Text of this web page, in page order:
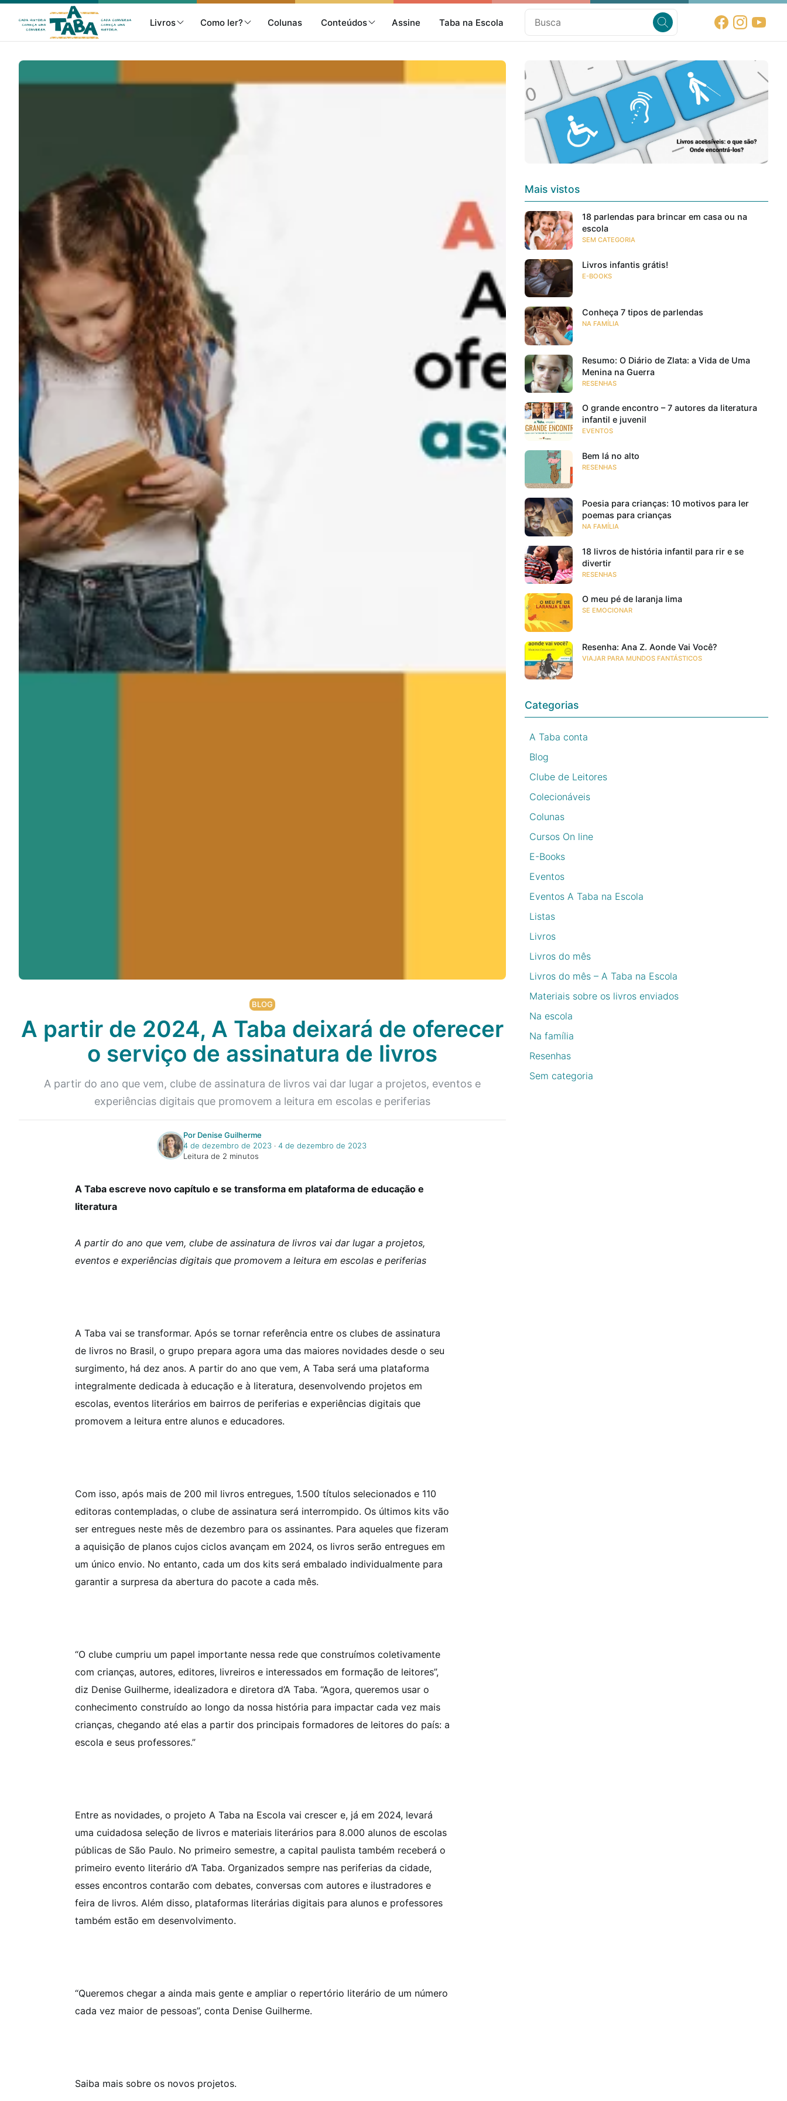
Livros Como ler? Colunas Conteúdos Assine Taba na Escola
Clube de Leitores
Listas
Na escola
Na família
Colunas
Conteúdos
Colecionáveis
E-Books
Eventos
Podcast
Assine
Taba na Escola
BLOG
A partir de 2024, A Taba deixará de oferecer
o serviço de assinatura de livros
A partir do ano que vem, clube de assinatura de livros vai dar lugar a projetos, eventos e
experiências digitais que promovem a leitura em escolas e periferias
Por Denise Guilherme
4 de dezembro de 2023‧ 4 de dezembro de 2023
Leitura de 2 minutos
A Taba escreve novo capítulo e se transforma em plataforma de educação e
literatura
A partir do ano que vem, clube de assinatura de livros vai dar lugar a projetos,
eventos e experiências digitais que promovem a leitura em escolas e periferias
A Taba vai se transformar. Após se tornar referência entre os clubes de assinatura
de livros no Brasil, o grupo prepara agora uma das maiores novidades desde o seu
surgimento, há dez anos. A partir do ano que vem, A Taba será uma plataforma
integralmente dedicada à educação e à literatura, desenvolvendo projetos em
escolas, eventos literários em bairros de periferias e experiências digitais que
promovem a leitura entre alunos e educadores.
Com isso, após mais de 200 mil livros entregues, 1.500 títulos selecionados e 110
editoras contempladas, o clube de assinatura será interrompido. Os últimos kits vão
ser entregues neste mês de dezembro para os assinantes. Para aqueles que fizeram
a aquisição de planos cujos ciclos avançam em 2024, os livros serão entregues em
um único envio. No entanto, cada um dos kits será embalado individualmente para
garantir a surpresa da abertura do pacote a cada mês.
“O clube cumpriu um papel importante nessa rede que construímos coletivamente
com crianças, autores, editores, livreiros e interessados em formação de leitores”,
diz Denise Guilherme, idealizadora e diretora d’A Taba. “Agora, queremos usar o
conhecimento construído ao longo da nossa história para impactar cada vez mais
crianças, chegando até elas a partir dos principais formadores de leitores do país: a
escola e seus professores.”
Entre as novidades, o projeto A Taba na Escola vai crescer e, já em 2024, levará
uma cuidadosa seleção de livros e materiais literários para 8.000 alunos de escolas
públicas de São Paulo. No primeiro semestre, a capital paulista também receberá o
primeiro evento literário d’A Taba. Organizados sempre nas periferias da cidade,
esses encontros contarão com debates, conversas com autores e ilustradores e
feira de livros. Além disso, plataformas literárias digitais para alunos e professores
também estão em desenvolvimento.
“Queremos chegar a ainda mais gente e ampliar o repertório literário de um número
cada vez maior de pessoas”, conta Denise Guilherme.
Saiba mais sobre os novos projetos.
Mais vistos
18 parlendas para brincar em casa ou na
escola
SEM CATEGORIA
Livros infantis grátis!
E-BOOKS
Conheça 7 tipos de parlendas
NA FAMÍLIA
Resumo: O Diário de Zlata: a Vida de Uma
Menina na Guerra
RESENHAS
O grande encontro – 7 autores da literatura
infantil e juvenil
EVENTOS
Bem lá no alto
RESENHAS
Poesia para crianças: 10 motivos para ler
poemas para crianças
NA FAMÍLIA
18 livros de história infantil para rir e se
divertir
RESENHAS
O meu pé de laranja lima
SE EMOCIONAR
Resenha: Ana Z. Aonde Vai Você?
VIAJAR PARA MUNDOS FANTÁSTICOS
Categorias
A Taba conta
Blog
Clube de Leitores
Colecionáveis
Colunas
Cursos On line
E-Books
Eventos
Eventos A Taba na Escola
Listas
Livros
Livros do mês
Livros do mês – A Taba na Escola
Materiais sobre os livros enviados
Na escola
Na família
Resenhas
Sem categoria